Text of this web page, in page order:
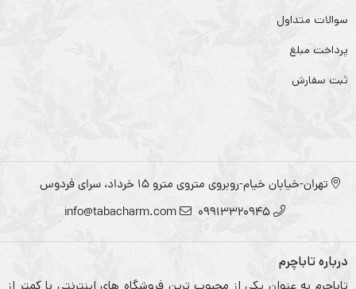
سوالات متداول
پرداخت مبلغ
ثبت سفارش
تهران-خیابان خیام-روبروی متروی مترو ۱۵ خرداد، سرای فردوس
09913320945
info@tabacharm.com
درباره تاباچرم
تاباچرم به عنوان یکی از محبوب ترین فروشگاه های اینترنتی با کمتر از